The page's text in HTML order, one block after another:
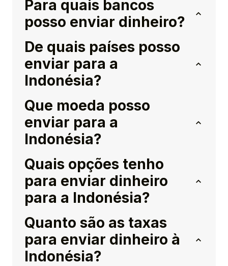
Para quais bancos
posso enviar dinheiro?
De quais países posso
enviar para a
Indonésia?
Que moeda posso
enviar para a
Indonésia?
Quais opções tenho
para enviar dinheiro
para a Indonésia?
Quanto são as taxas
para enviar dinheiro à
Indonésia?